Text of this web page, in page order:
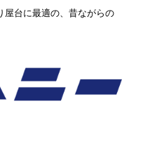
屋台に最適の、昔ながらの